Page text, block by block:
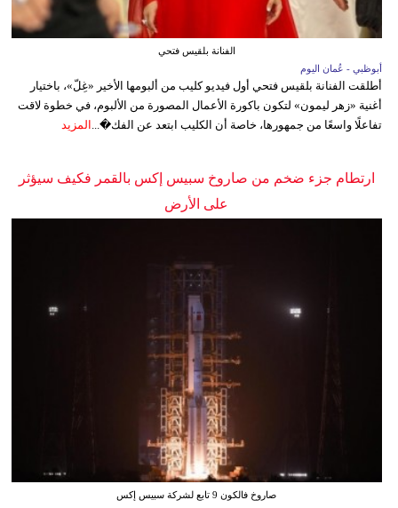
الفنانة بلقيس فتحي
أبوظبي - عُمان اليوم
أطلقت الفنانة بلقيس فتحي أول فيديو كليب من ألبومها الأخير «غِلّ»، باختيار
أغنية «زهر ليمون» لتكون باكورة الأعمال المصورة من الألبوم، في خطوة لاقت
تفاعلًا واسعًا من جمهورها، خاصة أن الكليب ابتعد عن الفك�... المزيد
ارتطام جزء ضخم من صاروخ سبيس إكس بالقمر فكيف سيؤثر
على الأرض
صاروخ فالكون 9 تابع لشركة سبيس إكس